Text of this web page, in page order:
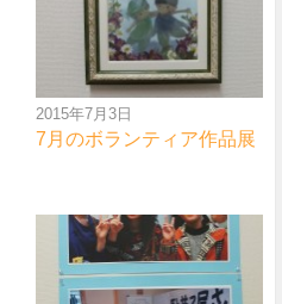
2015年7月3日
7月のボランティア作品展